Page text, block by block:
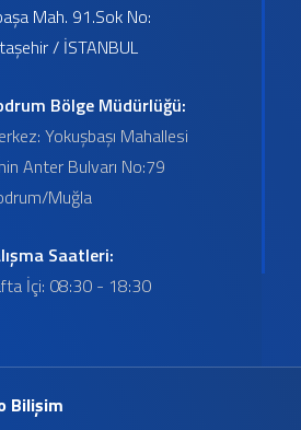
Mah. 91.Sok No:
/ İSTANBUL
Bölge Müdürlüğü:
Yokuşbaşı Mahallesi
Anter Bulvarı No:79
Muğla
Saatleri:
İçi: 08:30 - 18:30
Bilişim